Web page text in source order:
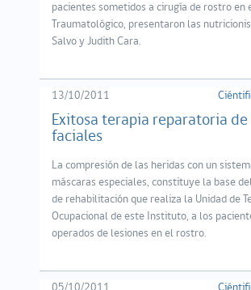
pacientes sometidos a cirugía de rostro
Traumatológico, presentaron las
Salvo y Judith Cara.
13/10/2011
Exitosa terapia reparatoria
faciales
La compresión de las heridas con un
máscaras especiales, constituye la base
de rehabilitación que realiza la Unidad de
Ocupacional de este Instituto, a los
operados de lesiones en el rostro.